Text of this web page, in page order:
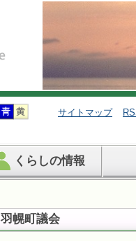
サイトマップ
くらしの情報
羽幌町議会